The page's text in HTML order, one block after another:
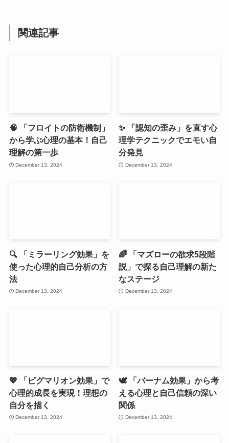
関連記事
🧠 「フロイトの防衛機制」
から学ぶ心理の基本！自己
理解の第一歩
December 13, 2024
✨ 「認知の歪み」を直す心
理学テクニックでエモい自
分発見
December 13, 2024
🔍 「ミラーリング効果」を
使った心理的自己分析の方
法
December 13, 2024
🌈 「マズローの欲求5段階
説」で探る自己理解の新た
なステージ
December 13, 2024
💖 「ピグマリオン効果」で
心理的成長を実現！理想の
自分を描く
December 13, 2024
🕊️ 「バーナム効果」から考
える心理と自己信頼の深い
関係
December 13, 2024